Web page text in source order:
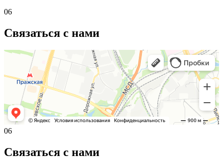
06
Связаться с нами
06
Связаться с нами